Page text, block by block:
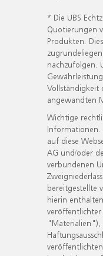
* Die UBS
Quotierungen
Produkten.
nachzufolgen.
Vollständigkeit
angewandten
Wichtige
auf diese
AG und/oder
verbundenen
bereitgestellte
hierin
veröffentlichter
"Materialien"),